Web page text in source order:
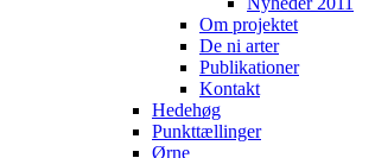
Om projektet
De ni arter
Publikationer
Kontakt
Hedehøg
Punkttællinger
Ørne